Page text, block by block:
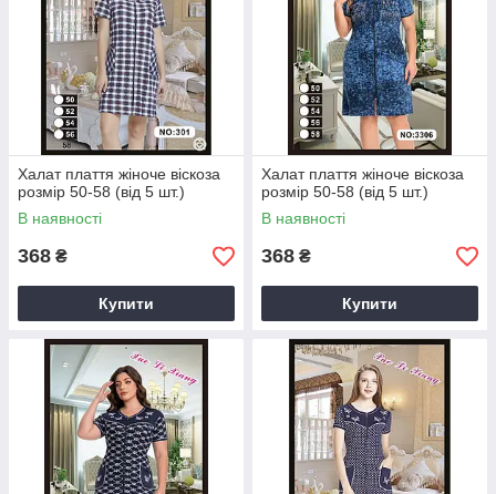
Халат плаття жіноче віскоза
розмір 50-58 (від 5 шт.)
В наявності
368 ₴
Купити
Халат плаття жіноче віскоза
розмір 50-58 (від 5 шт.)
В наявності
368 ₴
Купити